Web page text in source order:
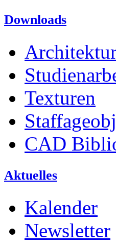
Downloads
Texturen
CAD
Aktuelles
Kalender
Newsletter